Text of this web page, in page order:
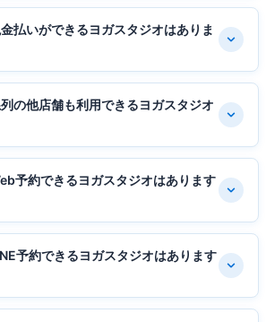
払いができるヨガスタジオはありま
の他店舗も利用できるヨガスタジオ
予約できるヨガスタジオはあります
予約できるヨガスタジオはあります